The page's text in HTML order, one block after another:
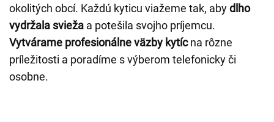
okolitých obcí. Každú kyticu viažeme tak, abydlho
vydržala svieža a potešila svojho príjemcu.
Vytvárame profesionálne väzby kytícna rôzne
príležitosti a poradíme s výberom telefonicky či
osobne.